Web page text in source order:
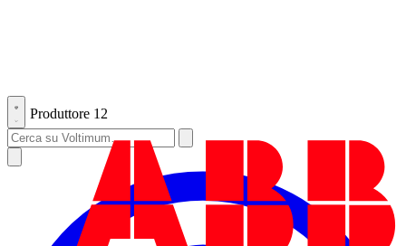
Produttore 12